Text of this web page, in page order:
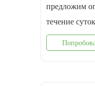
предложим
течение